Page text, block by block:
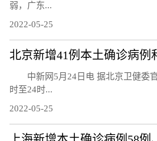
弱，广东...
2022-05-25
中新网5月24日电 据北京卫健委官
时至24时...
2022-05-25